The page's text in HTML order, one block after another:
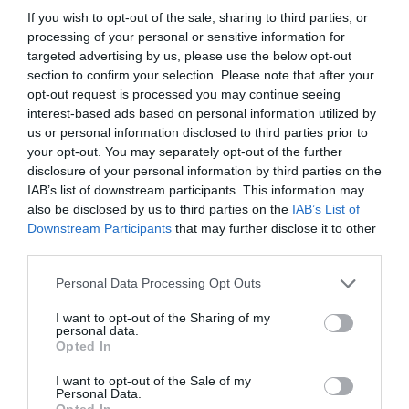
If you wish to opt-out of the sale, sharing to third parties, or
processing of your personal or sensitive information for
targeted advertising by us, please use the below opt-out
section to confirm your selection. Please note that after your
opt-out request is processed you may continue seeing
interest-based ads based on personal information utilized by
us or personal information disclosed to third parties prior to
your opt-out. You may separately opt-out of the further
disclosure of your personal information by third parties on the
IAB’s list of downstream participants. This information may
also be disclosed by us to third parties on the IAB’s List of
Downstream Participants that may further disclose it to other
Personal Data Processing Opt Outs
I want to opt-out of the Sharing of my
personal data.
Opted In
I want to opt-out of the Sale of my
Personal Data.
terme, si vos choix s’avèrent rationnels et légitimes
par rapport à vos besoins, la relation s’améliorera.
Sinon, vous serez contraint de traverser une période
de réévaluation douloureuse ou serez tenté de passer
à autre chose. Avec les enfants, la période vous
demande d’assumer vos responsabilités et de suivre
de près votre progéniture ! Célibataire, après un
temps de possible jubilation, Saturne débarque dans
votre univers affectif à partir du 23/12 pour remettre
de l’ordre et surtout de la raison dans vos histoires !
maîtriser en tenant compte davantage de besoins que
votre soif d’authenticité et d’amour vrai !